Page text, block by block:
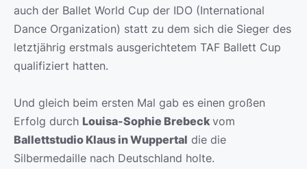
auch der Ballet World Cup der IDO (International
Dance Organization) statt zu dem sich die Sieger des
letztjährig erstmals ausgerichtetem TAF Ballett Cup
qualifiziert hatten.
Und gleich beim ersten Mal gab es einen großen
Erfolg durch Louisa-Sophie Brebeckvom
Ballettstudio Klaus in Wuppertal die die
Silbermedaille nach Deutschland holte.